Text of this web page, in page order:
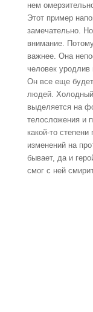
нем
Этот пример
замечательно.
внимание.
важнее. Она
человек уродлив
Он все еще будет
людей. Холодный
выделяется на
телосложения и
какой-то
изменений на
бывает, да и
смог с ней